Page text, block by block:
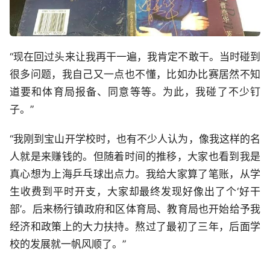
“现在回过头来让我再干一遍，我肯定不敢干。当时碰到
很多问题，我自己又一点也不懂，比如办比赛居然不知
道要和体育局报备、同意等等。为此，我碰了不少钉
子。”
“我刚到宝山开学校时，也有不少人认为，像我这样的名
人就是来赚钱的。但随着时间的推移，大家也看到我是
真心想为上海乒乓球出点力。我给大家算了笔账，从学
生收费到平时开支，大家却最终发现好像出了个‘好干
部’。后来杨行镇政府和区体育局、教育局也开始给予我
经济和政策上的大力扶持。熬过了最初了三年，后面学
校的发展就一帆风顺了。”